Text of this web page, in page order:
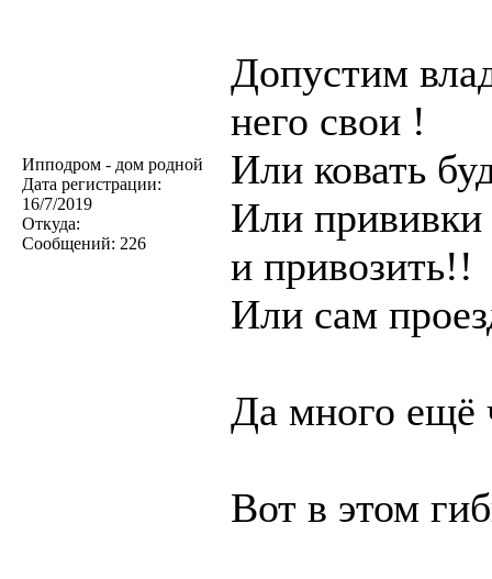
Ипподром - дом родной
Дата регистрации:
16/7/2019
Откуда:
Сообщений: 226
Допустим
него свои !
Или ковать
Или прививки
и привозить!!
Или сам
Да много ещё
Вот в этом